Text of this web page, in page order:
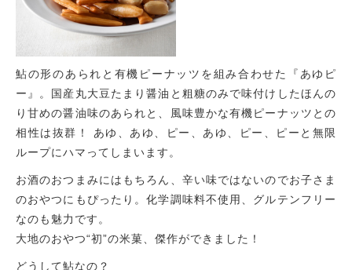
鮎の形のあられと有機ピーナッツを組み合わせた『あゆピ
ー』。国産丸大豆たまり醤油と粗糖のみで味付けしたほんの
り甘めの醤油味のあられと、風味豊かな有機ピーナッツとの
相性は抜群！ あゆ、あゆ、ピー、あゆ、ピー、ピーと無限
ループにハマってしまいます。
お酒のおつまみにはもちろん、辛い味ではないのでお子さま
のおやつにもぴったり。化学調味料不使用、グルテンフリー
なのも魅力です。
大地のおやつ“初”の米菓、傑作ができました！
どうして鮎なの？